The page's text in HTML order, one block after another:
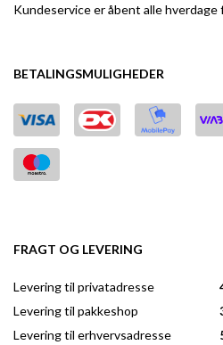
Kundeservice er åbent alle hverdage
BETALINGSMULIGHEDER
FRAGT OG LEVERING
Levering til privatadresse
Levering til pakkeshop
Levering til erhvervsadresse